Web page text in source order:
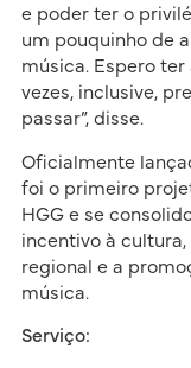
e poder ter o
um pouquinho de
música. Espero
vezes, inclusive,
passar”, disse.
Oficialmente
foi o primeiro
HGG e se
incentivo à
regional e a
música.
Serviço: